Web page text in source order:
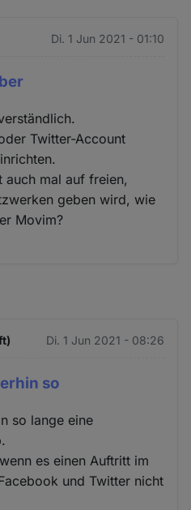
Di. 1 Jun 2021 - 01:10
Twitter-Account
auch mal auf freien,
geben wird, wie
Movim?
Di. 1 Jun 2021 - 08:26
so
so lange eine
es einen Auftritt im
und Twitter nicht